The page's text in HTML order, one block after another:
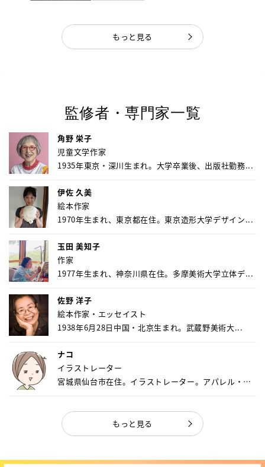
もっと見る
監修者・専門家一覧
角野 栄子
児童文学作家
1935年東京・深川生まれ。大学卒業後、出版社勤務...
伊佐 久美
絵本作家
1970年生まれ、東京都在住。東京造形大学デザイン...
玉田 美知子
作家
1977年生まれ、神奈川県在住。多摩美術大学立体デ...
佐野 洋子
絵本作家・エッセイスト
1938年6月28日中国・北京生まれ。武蔵野美術大...
ナコ
イラストレーター
宮城県仙台市在住。イラストレーター。アパレル・キ
もっと見る